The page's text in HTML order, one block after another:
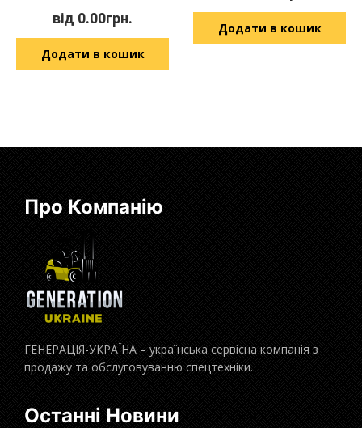
від 0.00грн.
Додати в кошик
Додати в кошик
Про Компанію
ГЕНЕРАЦІЯ-УКРАЇНА – українська сервісна компанія з
продажу та обслуговуванню спецтехніки.
Останні Новини